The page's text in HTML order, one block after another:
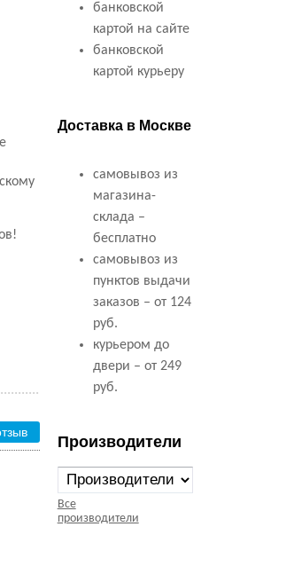
банковской
картой на сайте
банковской
картой курьеру
Доставка в Москве
самовывоз из
магазина-
склада –
бесплатно
самовывоз из
пунктов выдачи
заказов – от 124
руб.
курьером до
двери – от 249
руб.
Производители
Все
производители